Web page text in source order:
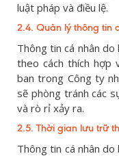
luật pháp và điều lệ.
2.4. Quản lý thông tin
Thông tin cá nhân do
theo cách thích hợp
ban trong Công ty
sẽ phòng tránh các
và rò rỉ xảy ra.
2.5. Thời gian lưu trữ
Thông tin cá nhân